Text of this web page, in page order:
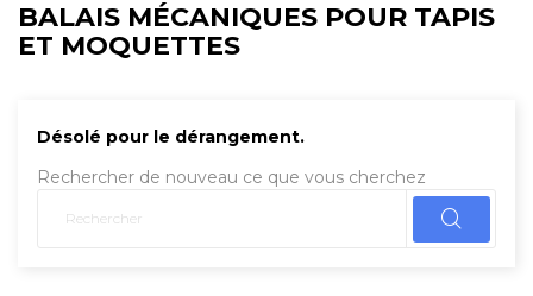
BALAIS MÉCANIQUES POUR TAPIS
ET MOQUETTES
Désolé pour le dérangement.
Rechercher de nouveau ce que vous cherchez